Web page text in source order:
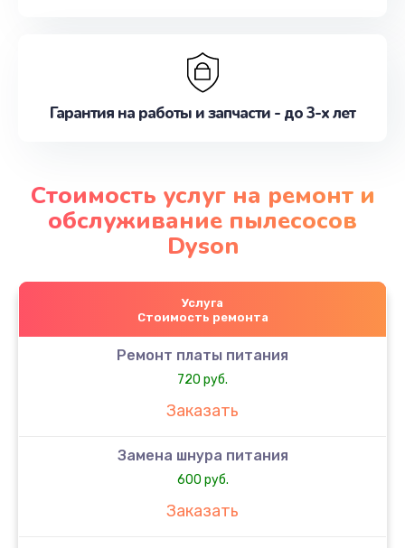
Гарантия на работы и запчасти - до 3-х лет
Стоимость услуг на ремонт и
обслуживание пылесосов
Dyson
Услуга
Стоимость ремонта
Ремонт платы питания
720 руб.
Заказать
Замена шнура питания
600 руб.
Заказать